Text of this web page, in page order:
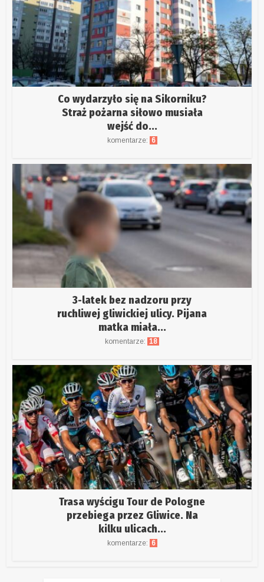
Co wydarzyło się na Sikorniku?
Straż pożarna siłowo musiała
wejść do...
komentarze: 6
3-latek bez nadzoru przy
ruchliwej gliwickiej ulicy. Pijana
matka miała...
komentarze: 18
Trasa wyścigu Tour de Pologne
przebiega przez Gliwice. Na
kilku ulicach...
komentarze: 6